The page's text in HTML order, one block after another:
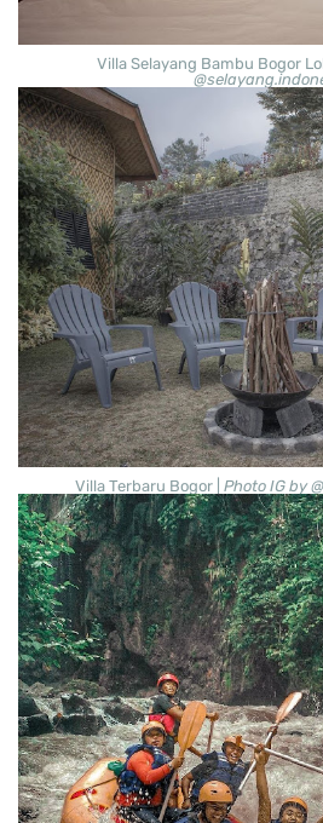
Villa Selayang Bambu Bogor
Villa Terbaru Bogor | Photo IG by